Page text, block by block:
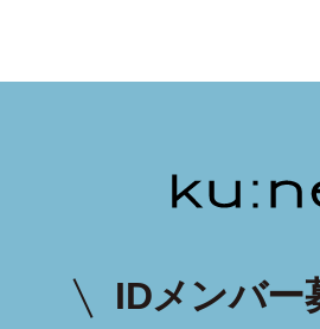
IDメンバー